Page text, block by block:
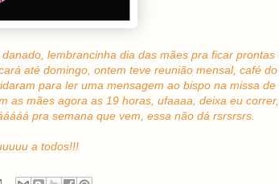
lembrancinha dia das mães pra ficar prontas
até domingo, ontem teve reunião mensal, café do
para ler uma mensagem ao bispo na missa de
as mães agora as 19 horas, ufaaaa, deixa eu correr,
pra semana que vem, essa não dá rsrsrsrs.
a todos!!!